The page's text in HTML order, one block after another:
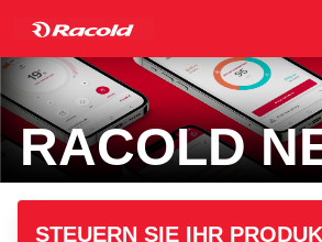
RACOLD
STEUERN SIE IHR